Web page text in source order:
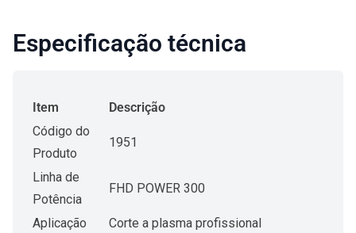
Especificação técnica
Item
Descrição
Código do
Produto
1951
Linha de
Potência
FHD POWER 300
Aplicação
Corte a plasma profissional